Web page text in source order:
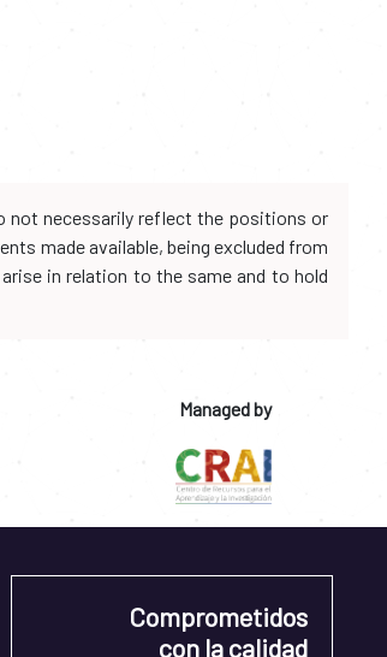
not necessarily reflect the positions or
made available, being excluded from
in relation to the same and to hold
Managed by
Comprometidos
con la calidad